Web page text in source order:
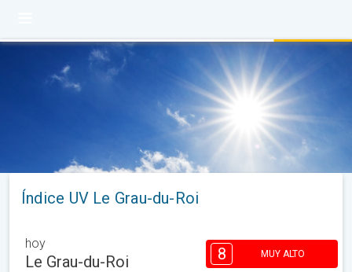
Índice UV Le Grau-du-Roi
hoy
Le Grau-du-Roi 8 MUY ALTO